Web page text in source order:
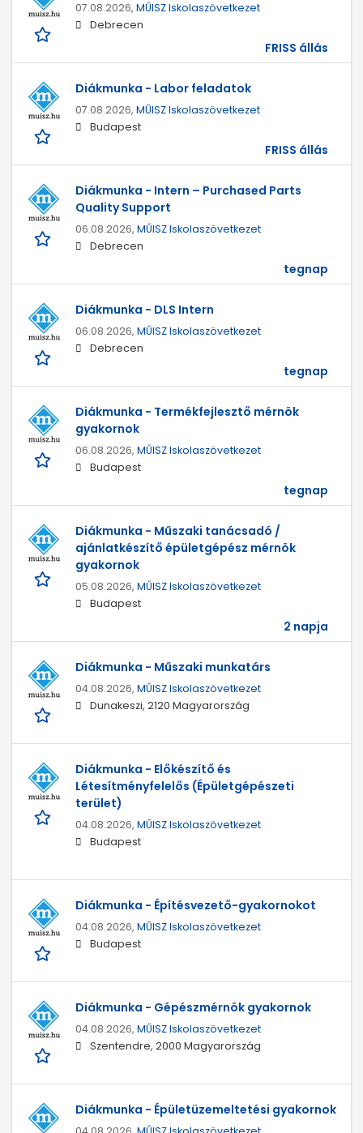
07.08.2026, MŰISZ Iskolaszövetkezet
Debrecen
FRISS állás
Diákmunka - Labor feladatok
07.08.2026, MŰISZ Iskolaszövetkezet
Budapest
FRISS állás
Diákmunka - Intern – Purchased Parts
Quality Support
06.08.2026, MŰISZ Iskolaszövetkezet
Debrecen
tegnap
Diákmunka - DLS Intern
06.08.2026, MŰISZ Iskolaszövetkezet
Debrecen
tegnap
Diákmunka - Termékfejlesztő mérnök
gyakornok
06.08.2026, MŰISZ Iskolaszövetkezet
Budapest
tegnap
Diákmunka - Műszaki tanácsadó /
ajánlatkészítő épületgépész mérnök
gyakornok
05.08.2026, MŰISZ Iskolaszövetkezet
Budapest
2 napja
Diákmunka - Műszaki munkatárs
04.08.2026, MŰISZ Iskolaszövetkezet
Dunakeszi, 2120 Magyarország
Diákmunka - Előkészítő és
Létesítményfelelős (Épületgépészeti
terület)
04.08.2026, MŰISZ Iskolaszövetkezet
Budapest
Diákmunka - Építésvezető-gyakornokot
04.08.2026, MŰISZ Iskolaszövetkezet
Budapest
Diákmunka - Gépészmérnök gyakornok
04.08.2026, MŰISZ Iskolaszövetkezet
Szentendre, 2000 Magyarország
Diákmunka - Épületüzemeltetési gyakornok